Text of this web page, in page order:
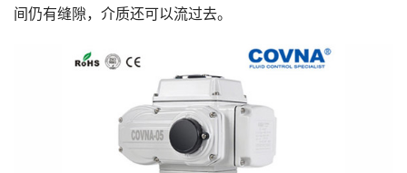
间仍有缝隙，介质还可以流过去。